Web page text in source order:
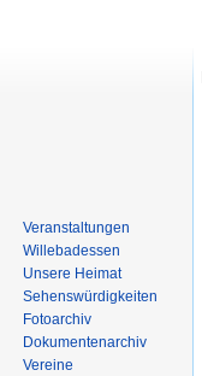
Veranstaltungen
Willebadessen
Unsere Heimat
Sehenswürdigkeiten
Fotoarchiv
Dokumentenarchiv
Vereine